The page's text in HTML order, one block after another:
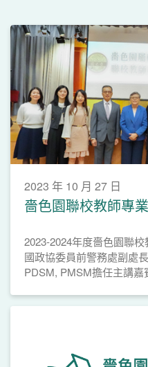
2023 年 10 月 27 日
嗇色園聯校教師專
2023-2024年度嗇色園聯
國政協委員前警務處副處
PDSM, PMSM擔任主講嘉